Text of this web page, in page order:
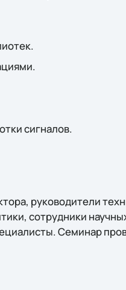
сигналов.
руководители
сотрудники
Семинар